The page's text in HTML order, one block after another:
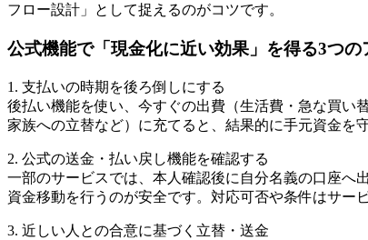
フロー設計」として捉えるのがコツです。
公式機能で「現金化に近い効果」を得る3つの
1. 支払いの時期を後ろ倒しにする
後払い機能を使い、今すぐの出費（生活費・急な買い
家族への立替など）に充てると、結果的に手元資金を守
2. 公式の送金・払い戻し機能を確認する
一部のサービスでは、本人確認後に自分名義の口座へ
資金移動を行うのが安全です。対応可否や条件はサー
3. 近しい人との合意に基づく立替・送金